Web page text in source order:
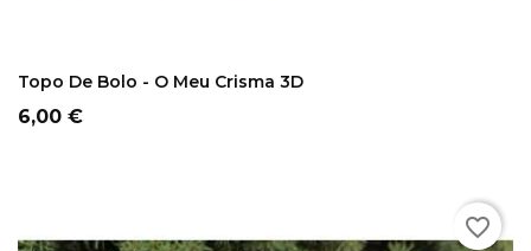
Topo De Bolo - O Meu Crisma 3D
Preço
6,00 €
favorite_border